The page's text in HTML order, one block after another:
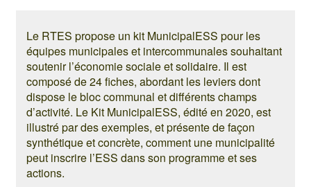
Le RTES propose un kit MunicipalESS pour les
équipes municipales et intercommunales souhaitant
soutenir l’économie sociale et solidaire. Il est
composé de 24 fiches, abordant les leviers dont
dispose le bloc communal et différents champs
d’activité. Le Kit MunicipalESS, édité en 2020, est
illustré par des exemples, et présente de façon
synthétique et concrète, comment une municipalité
peut inscrire l’ESS dans son programme et ses
actions.